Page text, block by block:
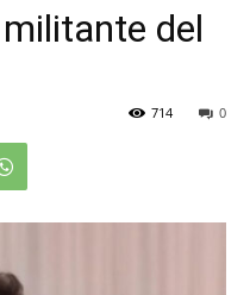
del
0
714